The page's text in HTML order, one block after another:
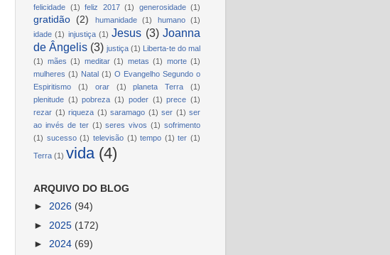
felicidade (1) feliz 2017 (1) generosidade (1)
gratidão (2) humanidade (1) humano
(1)
idade (1) injustiça (1) Jesus (3) Joanna
de Ângelis (3) justiça (1)
Liberta-te do mal
(1) mães (1) meditar (1) metas (1) morte (1)
mulheres (1) Natal (1) O Evangelho Segundo o
Espiritismo
(1) orar (1) planeta Terra
(1)
plenitude (1) pobreza (1) poder (1) prece (1)
rezar (1) riqueza (1) saramago (1) ser (1) ser
ao invés de ter (1) seres vivos (1) sofrimento
(1) sucesso (1) televisão (1) tempo (1) ter (1)
Terra (1) vida (4)
ARQUIVO DO BLOG
► 2026 (94)
► 2025 (172)
► 2024 (69)